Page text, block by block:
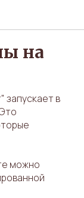
на
запускает в
можно